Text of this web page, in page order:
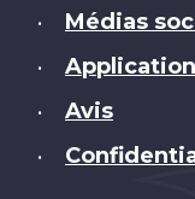
• Médias
•
• Avis
•